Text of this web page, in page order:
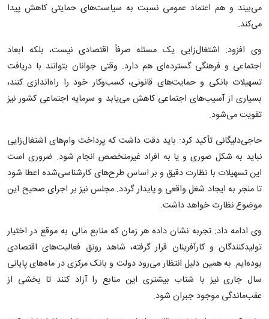
می‌بیند و هم اعتماد عمومی نسبت به سیاست‌های حمایتی کاهش پیدا
می‌کند.
وی افزود: اشتغال‌زایی یک مسئله صرفاً اقتصادی نیست، بلکه ابعاد
اجتماعی و فرهنگی گسترده‌ای هم دارد. وقتی جوانان بتوانند با دریافت
تسهیلات بانکی و حمایت‌های قانونی، کسب‌وکار خود را راه‌اندازی کنند،
بسیاری از آسیب‌های اجتماعی کاهش می‌یابد و سرمایه اجتماعی کشور نیز
تقویت می‌شود.
حاجی‌دلیگانی تأکید کرد: باید دقت داشت که پرداخت وام‌های اشتغال‌زایی
نباید به شکل صوری و یا به افراد غیرمتخصص انجام شود. ضروری است
این تسهیلات با نظارت دقیق و بر اساس طرح‌های کارشناسی‌شده اعطا شود
تا منجر به ایجاد شغل واقعی و پایدار گردد. مجلس نیز بر اجرای صحیح این
موضوع نظارت خواهد داشت.
وی ادامه داد: تجربه نشان داده هر زمان که منابع مالی به موقع در اختیار
تولیدکنندگان و کارآفرینان قرار گرفته، شاهد رونق فعالیت‌های اقتصادی
بوده‌ایم. به همین دلیل انتظار می‌رود دولت و بانک مرکزی در ماه‌های پایانی
سال جاری نیز با شتاب بیشتری این منابع را آزاد کنند تا بخشی از
عقب‌ماندگی موجود جبران شود.